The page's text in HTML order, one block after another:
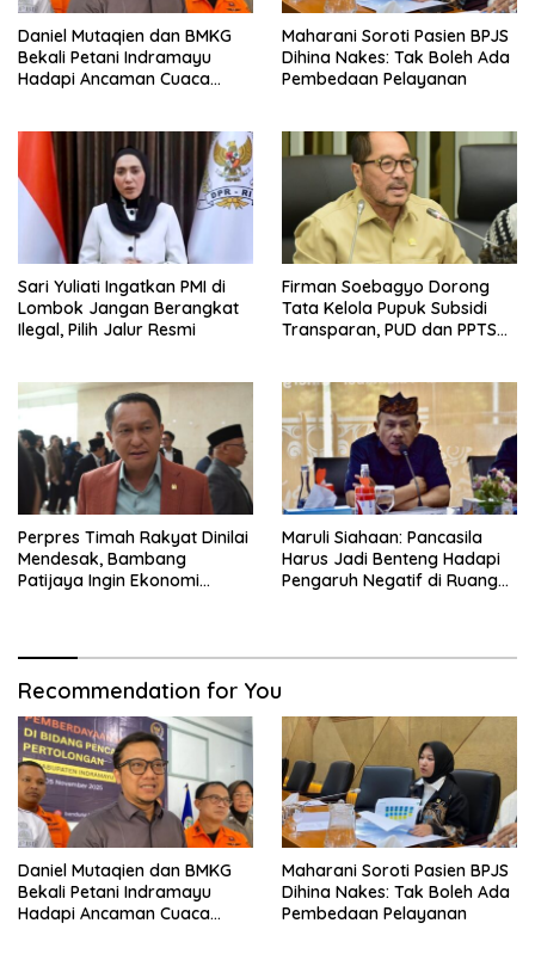
Daniel Mutaqien dan BMKG
Bekali Petani Indramayu
Hadapi Ancaman Cuaca
Maharani Soroti Pasien BPJS
Dihina Nakes: Tak Boleh Ada
Pembedaan Pelayanan
Sari Yuliati Ingatkan PMI di
Lombok Jangan Berangkat
Ilegal, Pilih Jalur Resmi
Firman Soebagyo Dorong
Tata Kelola Pupuk Subsidi
Transparan, PUD dan PPTS
Perpres Timah Rakyat Dinilai
Mendesak, Bambang
Patijaya Ingin Ekonomi
Maruli Siahaan: Pancasila
Harus Jadi Benteng Hadapi
Pengaruh Negatif di Ruang
Recommendation for You
Daniel Mutaqien dan BMKG
Bekali Petani Indramayu
Hadapi Ancaman Cuaca
Maharani Soroti Pasien BPJS
Dihina Nakes: Tak Boleh Ada
Pembedaan Pelayanan